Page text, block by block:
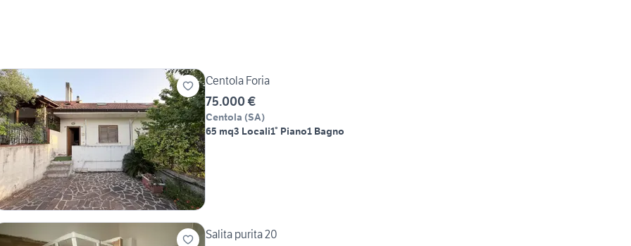
Centola Foria
75.000 €
Centola (SA)
65 mq3 Locali1° Piano1 Bagno
Salita purita 20